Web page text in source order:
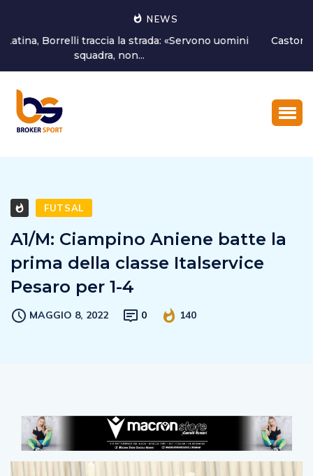
NEWS
Castorri è un nuovo giocatore del Latina Calcio 1932
prima della classe Italservice
Pesaro per 1-4
MAGGIO 8, 2022